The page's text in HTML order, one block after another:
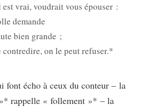
vrai, voudrait vous épouser :
demande
bien grande ;
contredire, on le peut refuser.*
font écho à ceux du conteur – la
rappelle « follement »* – la